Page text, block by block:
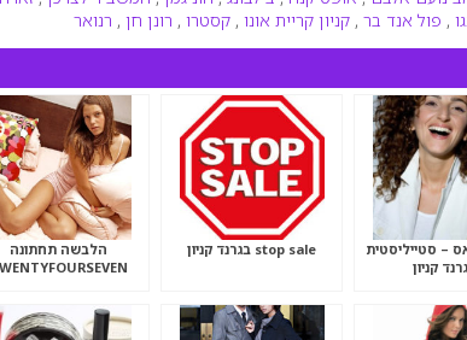
, פול אנד בר , קניון קריית אונו , קסטרו , רונן חן , רנואר
– סטייליסטית
קניון
stop sale בגרנד קניון
הלבשה תחתונה